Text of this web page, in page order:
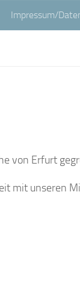
Impressum/
von Erfurt
mit unseren